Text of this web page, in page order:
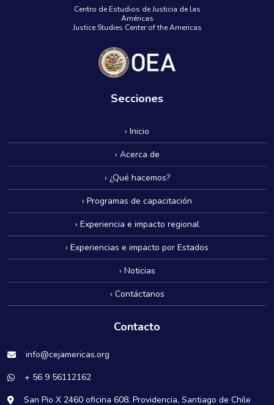
Centro de Estudios de Justicia de las
Américas
Justice Studies Center of the Americas
Secciones
› Inicio
› Acerca de
› ¿Qué hacemos?
› Programas de capacitación
› Experiencia e impacto regional
› Experiencias e impacto por Estados
› Noticias
› Contáctanos
Contacto
info@cejamericas.org
+ 56 9 56112162
San Pio X 2460 oficina 608. Providencia, Santiago de Chile